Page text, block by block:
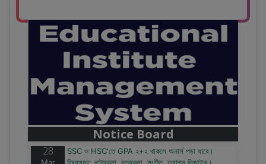
Notice Board
বাজেটের মধ্যে প্রাইভেট ইউনিভার্সিটিতে অনার্স পড়ার সুযোগ।
২০টির অধিক বিষয়, ৪ বছরে মোট খরচ ২ লক্ষ থেকে ৫ লক্ষ টাকা।
আবেদন লিংকঃ HonoursAdmission.com/apply
28
Mar
SSC ও HSC'তে GPA ২+২ থাকলে অনার্স পড়া যাবে।
বিষয়সমূহ: নাট্যকলা, নৃত্যকলা, সংগীত, ফ্যাশন ডিজাইন।